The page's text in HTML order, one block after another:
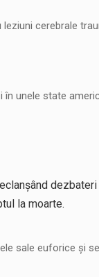
cerebrale
unele state
la moarte.
sale euforice și